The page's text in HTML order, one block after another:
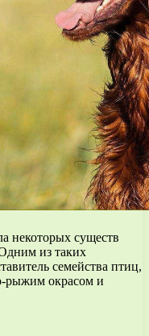
некоторых существ
из таких
семейства птиц,
рыжим окрасом и